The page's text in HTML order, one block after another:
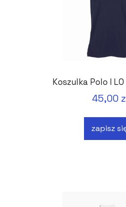
Koszulka Polo I
45,00
zapisz